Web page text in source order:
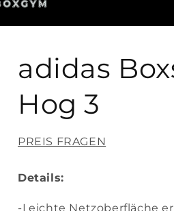
adidas
Hog 3
PREIS FRAGEN
Details:
-Leichte Netzoberfläche